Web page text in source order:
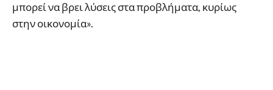
μπορεί να βρει λύσεις στα προβλήματα, κυρίως
στην οικονομία».